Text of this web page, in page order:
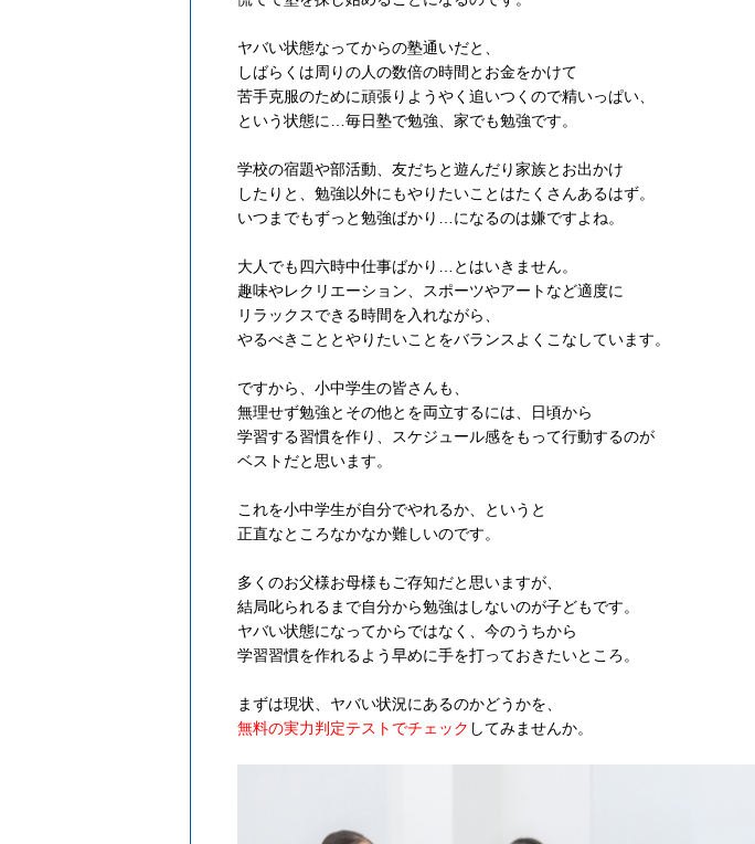
ヤバい状態なってからの塾通いだと、
しばらくは周りの人の数倍の時間とお金をかけて
苦手克服のために頑張りようやく追いつくので精いっぱい、
という状態に…毎日塾で勉強、家でも勉強です。
学校の宿題や部活動、友だちと遊んだり家族とお出かけ
したりと、勉強以外にもやりたいことはたくさんあるはず。
いつまでもずっと勉強ばかり…になるのは嫌ですよね。
大人でも四六時中仕事ばかり…とはいきません。
趣味やレクリエーション、スポーツやアートなど適度に
リラックスできる時間を入れながら、
やるべきこととやりたいことをバランスよくこなしています。
ですから、小中学生の皆さんも、
無理せず勉強とその他とを両立するには、日頃から
学習する習慣を作り、スケジュール感をもって行動するのが
ベストだと思います。
これを小中学生が自分でやれるか、というと
正直なところなかなか難しいのです。
多くのお父様お母様もご存知だと思いますが、
結局叱られるまで自分から勉強はしないのが子どもです。
ヤバい状態になってからではなく、今のうちから
学習習慣を作れるよう早めに手を打っておきたいところ。
まずは現状、ヤバい状況にあるのかどうかを、
無料の実力判定テストでチェック してみませんか。